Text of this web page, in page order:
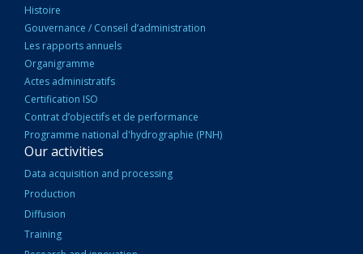
Histoire
Gouvernance / Conseil d’administration
Les rapports annuels
Organigramme
Actes administratifs
Certification ISO
Contrat d’objectifs et de performance
Programme national d'hydrographie (PNH)
Our activities
Data acquisition and processing
Production
Diffusion
Training